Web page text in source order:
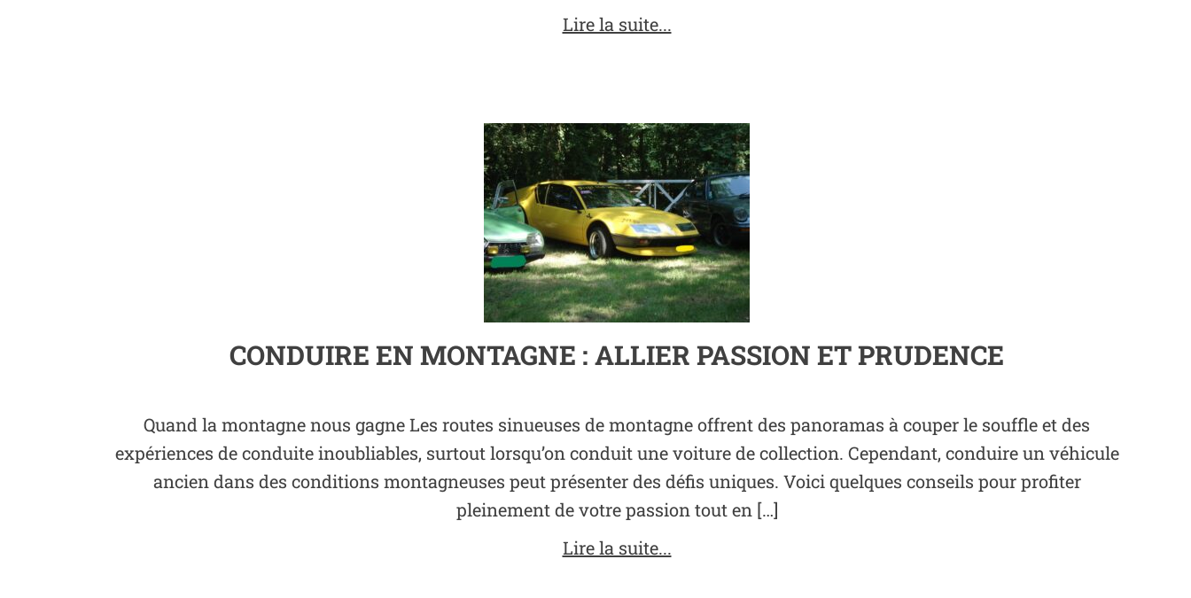
Lire la suite...
CONDUIRE EN MONTAGNE : ALLIER PASSION ET PRUDENCE
Quand la montagne nous gagne Les routes sinueuses de montagne offrent des panoramas à couper le souffle et des
expériences de conduite inoubliables, surtout lorsqu’on conduit une voiture de collection. Cependant, conduire un véhicule
ancien dans des conditions montagneuses peut présenter des défis uniques. Voici quelques conseils pour profiter
pleinement de votre passion tout en […]
Lire la suite...